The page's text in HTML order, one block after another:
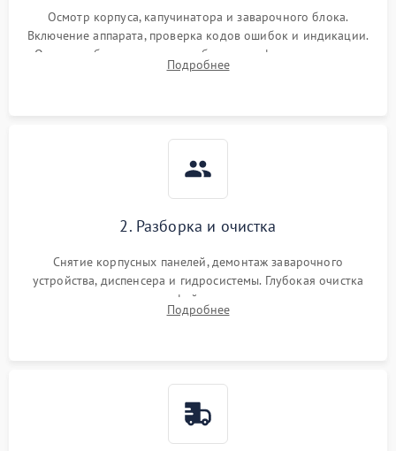
Осмотр корпуса, капучинатора и заварочного блока.
Включение аппарата, проверка кодов ошибок и индикации.
Оценка работы помпы, термоблока и кофемолки на слух.
Измерение температуры и давления воды для выявления
Подробнее
2. Разборка и очистка
Снятие корпусных панелей, демонтаж заварочного
устройства, диспенсера и гидросистемы. Глубокая очистка
внутренних узлов от кофейных масел, жмыха и накипи.
Промывка дренажных каналов и фильтров с использованием
Подробнее